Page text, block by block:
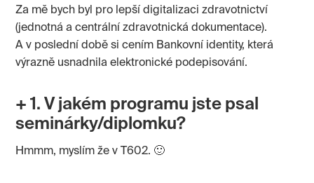
Za mě bych byl pro lepší digitalizaci zdravotnictví
(jednotná a centrální zdravotnická dokumentace).
A v poslední době si cením Bankovní identity, která
výrazně usnadnila elektronické podepisování.
+ 1. V jakém programu jste psal
seminárky/diplomku?
Hmmm, myslím že v T602. 🙂